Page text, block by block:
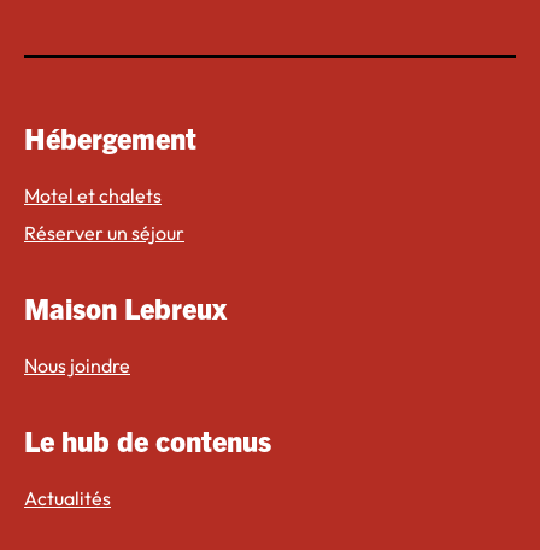
Hébergement
Motel et chalets
Réserver un séjour
Maison Lebreux
Nous joindre
Le hub de contenus
Actualités